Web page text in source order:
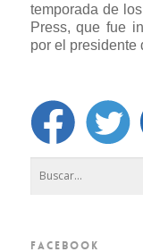
temporada de
Press, que fue
por el presidente
FACEBOOK